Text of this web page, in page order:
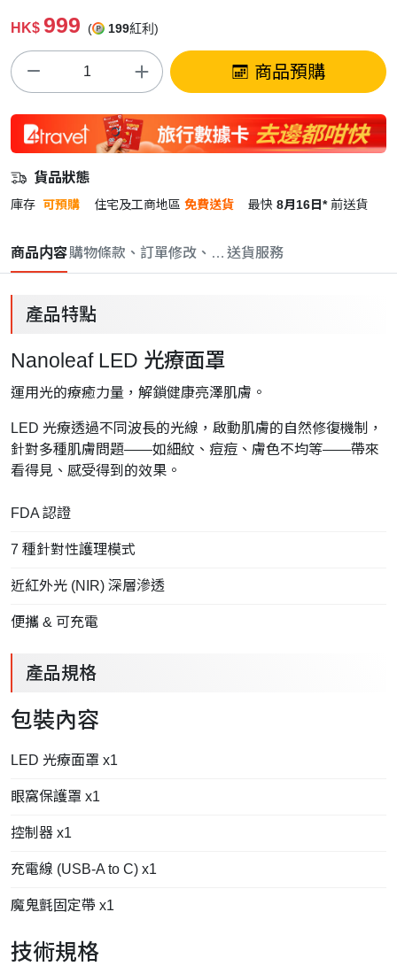
HK$ 999 ( 199紅利)
商品預購
貨品狀態
庫存 可預購 住宅及工商地區 免費送貨 最快 8月16日* 前送貨
商品内容購物條款、訂單修改、取消與退款政策
送貨服務
產品特點
Nanoleaf LED 光療面罩
運用光的療癒力量，解鎖健康亮澤肌膚。
LED 光療透過不同波長的光線，啟動肌膚的自然修復機制，
針對多種肌膚問題——如細紋、痘痘、膚色不均等——帶來
看得見、感受得到的效果。
FDA 認證
7 種針對性護理模式
近紅外光 (NIR) 深層滲透
便攜 & 可充電
產品規格
包裝內容
LED 光療面罩 x1
眼窩保護罩 x1
控制器 x1
充電線 (USB-A to C) x1
魔鬼氈固定帶 x1
技術規格